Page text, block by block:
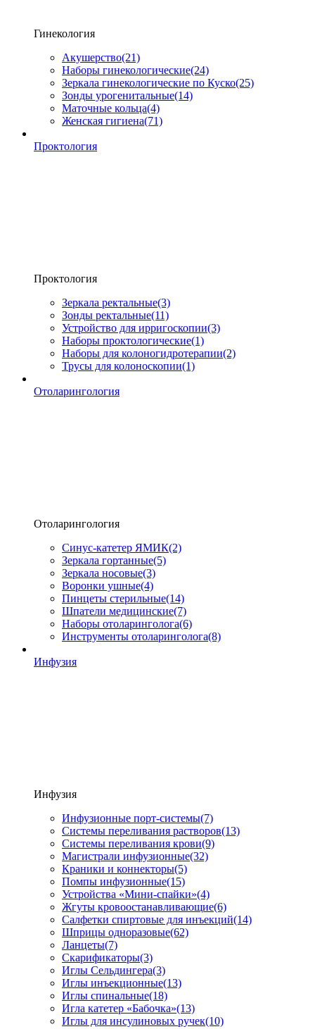
Гинекология
Акушерство(21)
Наборы гинекологические(24)
Зеркала гинекологические по Куско(25)
Зонды урогенитальные(14)
Маточные кольца(4)
Женская гигиена(71)
Проктология
Проктология
Зеркала ректальные(3)
Зонды ректальные(11)
Устройство для ирригоскопии(3)
Наборы проктологические(1)
Наборы для колоногидротерапии(2)
Трусы для колоноскопии(1)
Отоларингология
Отоларингология
Синус-катетер ЯМИК(2)
Зеркала гортанные(5)
Зеркала носовые(3)
Воронки ушные(4)
Пинцеты стерильные(14)
Шпатели медицинские(7)
Наборы отоларинголога(6)
Инструменты отоларинголога(8)
Инфузия
Инфузия
Инфузионные порт-системы(7)
Системы переливания растворов(13)
Системы переливания крови(9)
Магистрали инфузионные(32)
Краники и коннекторы(5)
Помпы инфузионные(15)
Устройства «Мини-спайки»(4)
Жгуты кровоостанавливающие(6)
Салфетки спиртовые для инъекций(14)
Шприцы одноразовые(62)
Ланцеты(7)
Скарификаторы(3)
Иглы Сельдингера(3)
Иглы инъекционные(13)
Иглы спинальные(18)
Игла катетер «Бабочка»(13)
Иглы для инсулиновых ручек(10)